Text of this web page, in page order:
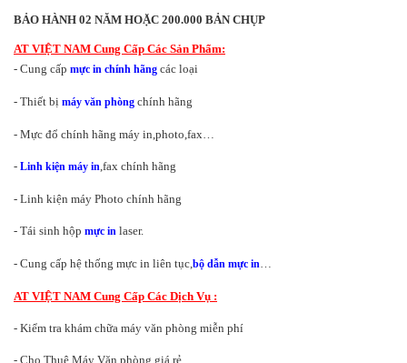
BẢO HÀNH 02 NĂM HOẶC 200.000 BẢN CHỤP
AT VIỆT NAM Cung Cấp Các Sản Phẩm:
- Cung cấp mực in chính hãng các loại
- Thiết bị máy văn phòng chính hãng
- Mực đổ chính hãng máy in,photo,fax…
- Linh kiện máy in ,fax chính hãng
- Linh kiện máy Photo chính hãng
- Tái sinh hộp mực in laser.
- Cung cấp hệ thống mực in liên tục, bộ dẫn mực in
AT VIỆT NAM Cung Cấp Các Dịch Vụ :
- Kiểm tra khám chữa máy văn phòng miễn phí
- Cho Thuê Máy Văn phòng giá rẻ